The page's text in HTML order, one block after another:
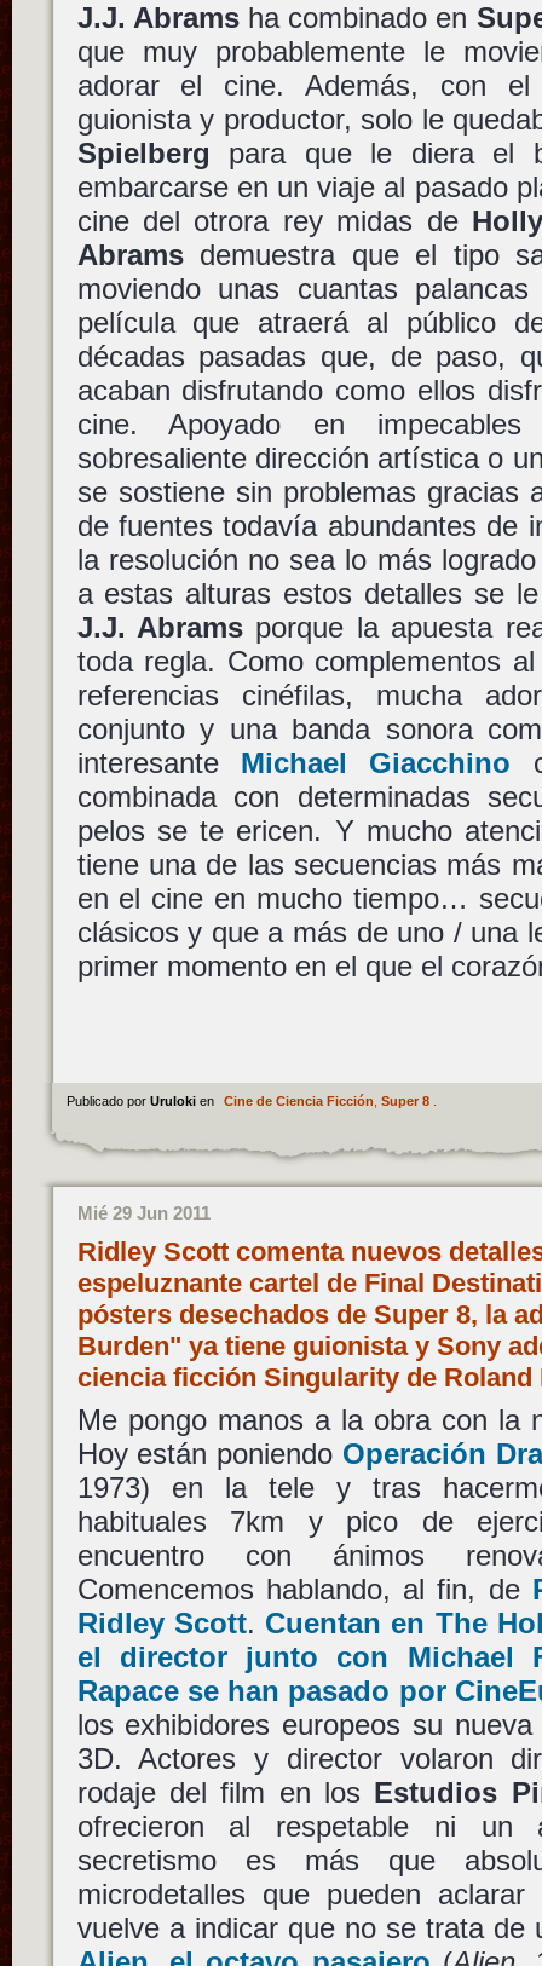
J.J. Abramsha combinado en
que muy probablemente le
adorar el cine. Además, con
guionista y productor, solo le
Spielberg para que le diera el
embarcarse en un viaje al pasado
cine del otrora rey midas de
Abramsdemuestra que el tipo
moviendo unas cuantas
película que atraerá al público
décadas pasadas que, de paso,
acaban disfrutando como ellos
cine. Apoyado en
sobresaliente dirección artística o
se sostiene sin problemas gracias
de fuentes todavía abundantes de
la resolución no sea lo más
a estas alturas estos detalles se
J.J. Abramsporque la apuesta
toda regla. Como complementos
referencias cinéfilas, mucha
conjunto y una banda sonora
interesante Michael Giacchino
combinada con determinadas
pelos se te ericen. Y mucho
tiene una de las secuencias más
en el cine en mucho tiempo…
clásicos y que a más de uno / una
primer momento en el que el
Publicado por Uruloki en Cine de Ciencia Ficción Super 8.
Mié 29 Jun 2011
Ridley Scott comenta nuevos
espeluznante cartel de Final
pósters desechados de Super 8, la
Burden" ya tiene guionista y Sony
ciencia ficción Singularity de
Me pongo manos a la obra con la
Hoy están poniendo Operación
1973) en la tele y tras
habituales 7km y pico de
encuentro con ánimos
Comencemos hablando, al fin, de
Ridley Scott. Cuentan en The
el director junto con Michael
Rapace se han pasado por
los exhibidores europeos su
3D. Actores y director volaron
rodaje del film en los Estudios
ofrecieron al respetable ni un
secretismo es más que
microdetalles que pueden
vuelve a indicar que no se trata de